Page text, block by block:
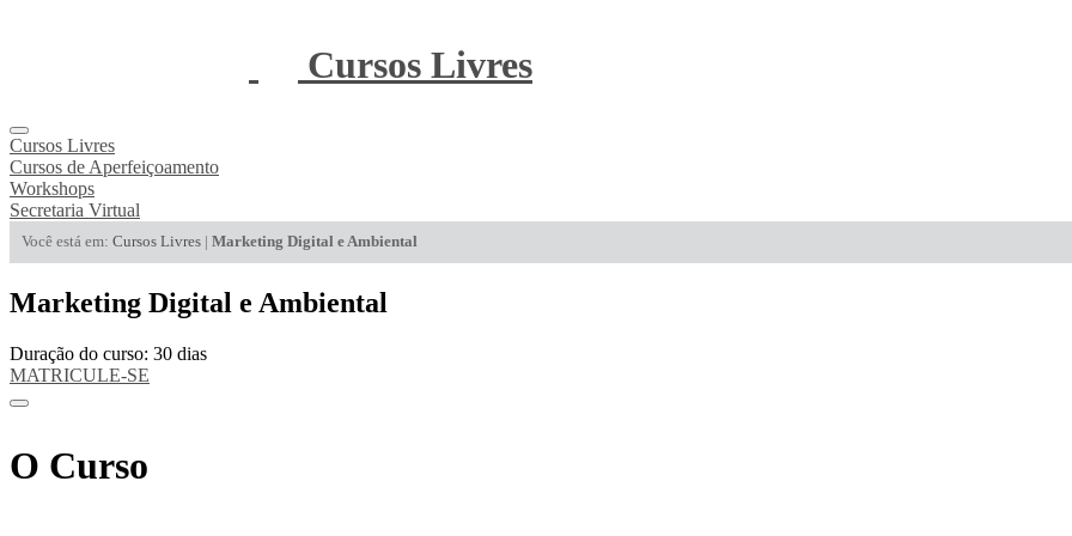
Cursos Livres
Cursos Livres
Cursos de Aperfeiçoamento
Workshops
Secretaria Virtual
Você está em: Cursos Livres | Marketing Digital e Ambiental
Marketing Digital e Ambiental
Duração do curso: 30 dias
MATRICULE-SE
O Curso